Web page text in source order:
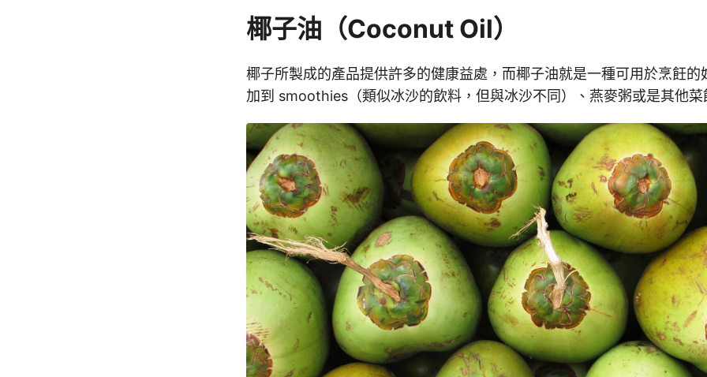
椰子油（Coconut Oil）
椰子所製成的產品提供許多的健康益處，而椰子油就是一種可用於烹飪的
加到 smoothies（類似冰沙的飲料，但與冰沙不同）、燕麥粥或是其他菜